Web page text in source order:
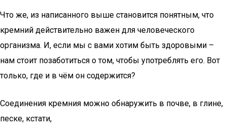
Что же, из написанного выше становится понятным, что
кремний действительно важен для человеческого
организма. И, если мы с вами хотим быть здоровыми –
нам стоит позаботиться о том, чтобы употреблять его. Вот
только, где и в чём он содержится?
Соединения кремния можно обнаружить в почве, в глине,
песке, кстати,